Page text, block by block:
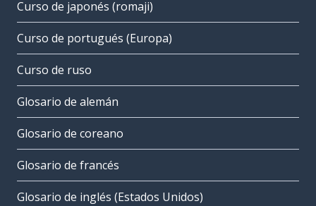
Curso de japonés (romaji)
Curso de portugués (Europa)
Curso de ruso
Glosario de alemán
Glosario de coreano
Glosario de francés
Glosario de inglés (Estados Unidos)